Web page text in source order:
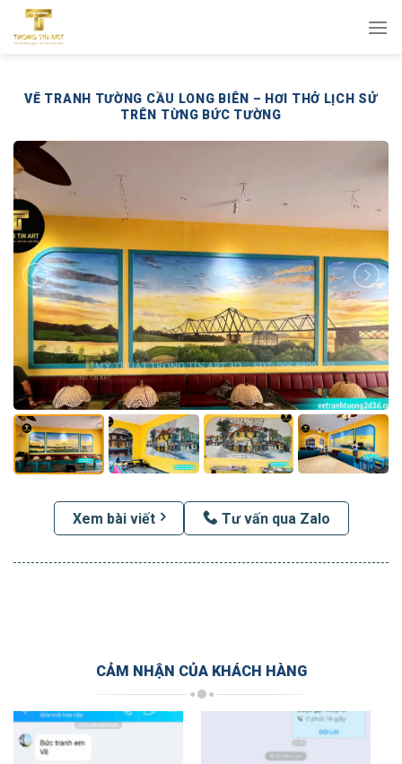
qua
VẼ TRANH TƯỜNG CẦU LONG BIÊN – HƠI THỞ LỊCH SỬ
TRÊN TỪNG BỨC TƯỜNG
Xem bài viết Tư vấn qua Zalo
CẢM NHẬN CỦA KHÁCH HÀNG